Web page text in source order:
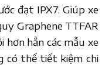
đạt IPX7. Giúp xe
Graphene TTFAR
hơn hẳn các mẫu xe
có thể tiết kiệm chi